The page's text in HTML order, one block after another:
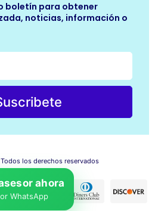
ahora
WhatsApp
boletín para obtener
noticias, información o
Todos los derechos reservados